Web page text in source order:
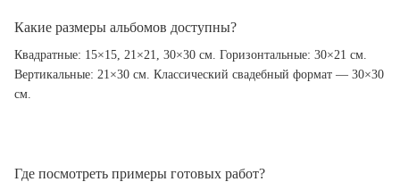
Какие размеры альбомов доступны?
Квадратные: 15×15, 21×21, 30×30 см. Горизонтальные: 30×21 см.
Вертикальные: 21×30 см. Классический свадебный формат — 30×30
см.
Где посмотреть примеры готовых работ?